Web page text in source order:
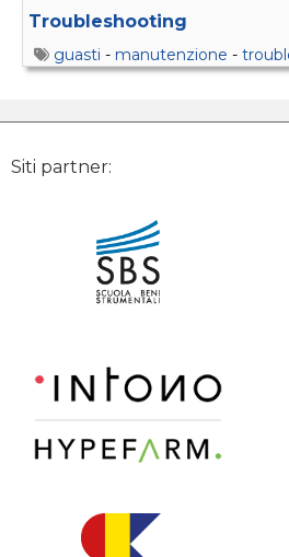
Troubleshooting
guasti - manutenzione -
Siti partner: